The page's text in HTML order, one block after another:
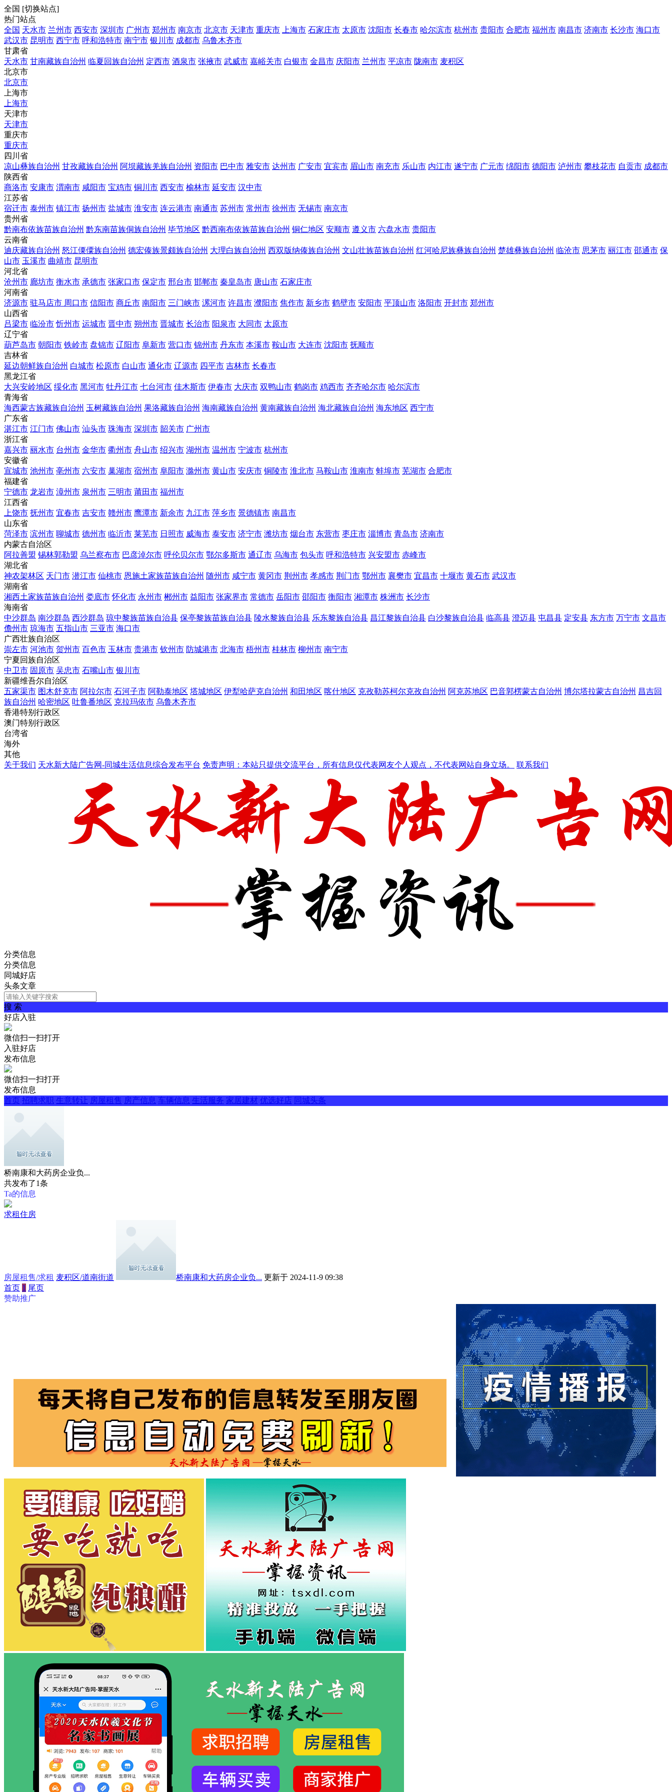
全国 [切换站点]
热门站点
全国 天水市 兰州市 西安市 深圳市 广州市 郑州市 南京市 北京市 天津市 重庆市 上海市 石家庄市 太原市 沈阳市 长春市 哈尔滨市 杭州市 贵阳市 合肥市 福州市 南昌市 济南市 长沙市 海口市
武汉市 昆明市 西宁市 呼和浩特市 南宁市 银川市 成都市 乌鲁木齐市
甘肃省
天水市 甘南藏族自治州 临夏回族自治州 定西市 酒泉市 张掖市 武威市 嘉峪关市 白银市 金昌市 庆阳市 兰州市 平凉市 陇南市 麦积区
北京市
北京市
上海市
上海市
天津市
天津市
重庆市
重庆市
四川省
凉山彝族自治州 甘孜藏族自治州 阿坝藏族羌族自治州 资阳市 巴中市 雅安市 达州市 广安市 宜宾市 眉山市 南充市 乐山市 内江市 遂宁市 广元市 绵阳市 德阳市 泸州市 攀枝花市 自贡市 成都市
陕西省
商洛市 安康市 渭南市 咸阳市 宝鸡市 铜川市 西安市 榆林市 延安市 汉中市
江苏省
宿迁市 泰州市 镇江市 扬州市 盐城市 淮安市 连云港市 南通市 苏州市 常州市 徐州市 无锡市 南京市
贵州省
黔南布依族苗族自治州 黔东南苗族侗族自治州 毕节地区 黔西南布依族苗族自治州 铜仁地区 安顺市 遵义市 六盘水市 贵阳市
云南省
迪庆藏族自治州 怒江傈僳族自治州 德宏傣族景颇族自治州 大理白族自治州 西双版纳傣族自治州 文山壮族苗族自治州 红河哈尼族彝族自治州 楚雄彝族自治州 临沧市 思茅市 丽江市 邵通市 保
山市 玉溪市 曲靖市 昆明市
河北省
沧州市 廊坊市 衡水市 承德市 张家口市 保定市 邢台市 邯郸市 秦皇岛市 唐山市 石家庄市
河南省
济源市 驻马店市 周口市 信阳市 商丘市 南阳市 三门峡市 漯河市 许昌市 濮阳市 焦作市 新乡市 鹤壁市 安阳市 平顶山市 洛阳市 开封市 郑州市
山西省
吕梁市 临汾市 忻州市 运城市 晋中市 朔州市 晋城市 长治市 阳泉市 大同市 太原市
辽宁省
葫芦岛市 朝阳市 铁岭市 盘锦市 辽阳市 阜新市 营口市 锦州市 丹东市 本溪市 鞍山市 大连市 沈阳市 抚顺市
吉林省
延边朝鲜族自治州 白城市 松原市 白山市 通化市 辽源市 四平市 吉林市 长春市
黑龙江省
大兴安岭地区 绥化市 黑河市 牡丹江市 七台河市 佳木斯市 伊春市 大庆市 双鸭山市 鹤岗市 鸡西市 齐齐哈尔市 哈尔滨市
青海省
海西蒙古族藏族自治州 玉树藏族自治州 果洛藏族自治州 海南藏族自治州 黄南藏族自治州 海北藏族自治州 海东地区 西宁市
广东省
湛江市 江门市 佛山市 汕头市 珠海市 深圳市 韶关市 广州市
浙江省
嘉兴市 丽水市 台州市 金华市 衢州市 舟山市 绍兴市 湖州市 温州市 宁波市 杭州市
安徽省
宣城市 池州市 亳州市 六安市 巢湖市 宿州市 阜阳市 滁州市 黄山市 安庆市 铜陵市 淮北市 马鞍山市 淮南市 蚌埠市 芜湖市 合肥市
福建省
宁德市 龙岩市 漳州市 泉州市 三明市 莆田市 福州市
江西省
上饶市 抚州市 宜春市 吉安市 赣州市 鹰潭市 新余市 九江市 萍乡市 景德镇市 南昌市
山东省
菏泽市 滨州市 聊城市 德州市 临沂市 莱芜市 日照市 威海市 泰安市 济宁市 潍坊市 烟台市 东营市 枣庄市 淄博市 青岛市 济南市
内蒙古自治区
阿拉善盟 锡林郭勒盟 乌兰察布市 巴彦淖尔市 呼伦贝尔市 鄂尔多斯市 通辽市 乌海市 包头市 呼和浩特市 兴安盟市 赤峰市
湖北省
神农架林区 天门市 潜江市 仙桃市 恩施土家族苗族自治州 随州市 咸宁市 黄冈市 荆州市 孝感市 荆门市 鄂州市 襄樊市 宜昌市 十堰市 黄石市 武汉市
湖南省
湘西土家族苗族自治州 娄底市 怀化市 永州市 郴州市 益阳市 张家界市 常德市 岳阳市 邵阳市 衡阳市 湘潭市 株洲市 长沙市
海南省
中沙群岛 南沙群岛 西沙群岛 琼中黎族苗族自治县 保亭黎族苗族自治县 陵水黎族自治县 乐东黎族自治县 昌江黎族自治县 白沙黎族自治县 临高县 澄迈县 屯昌县 定安县 东方市 万宁市 文昌市
儋州市 琼海市 五指山市 三亚市 海口市
广西壮族自治区
崇左市 河池市 贺州市 百色市 玉林市 贵港市 钦州市 防城港市 北海市 梧州市 桂林市 柳州市 南宁市
宁夏回族自治区
中卫市 固原市 吴忠市 石嘴山市 银川市
新疆维吾尔自治区
五家渠市 图木舒克市 阿拉尔市 石河子市 阿勒泰地区 塔城地区 伊犁哈萨克自治州 和田地区 喀什地区 克孜勒苏柯尔克孜自治州 阿克苏地区 巴音郭楞蒙古自治州 博尔塔拉蒙古自治州 昌吉回
族自治州 哈密地区 吐鲁番地区 克拉玛依市 乌鲁木齐市
香港特别行政区
澳门特别行政区
台湾省
海外
其他
关于我们 天水新大陆广告网-同城生活信息综合发布平台 免责声明：本站只提供交流平台，所有信息仅代表网友个人观点，不代表网站自身立场。 联系我们
分类信息
分类信息
同城好店
头条文章
搜 索
好店入驻
微信扫一扫打开
入驻好店
发布信息
微信扫一扫打开
发布信息
首页 招聘求职 生意转让 房屋租售 房产信息 车辆信息 生活服务 家居建材 优选好店 同城头条
桥南康和大药房企业负...
共发布了1条
Ta的信息
求租住房
房屋租售/求租 麦积区/道南街道 桥南康和大药房企业负... 更新于 2024-11-9 09:38
首页 1 尾页
赞助推广